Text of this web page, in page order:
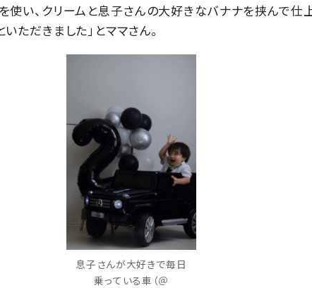
使い、クリームと息子さんの大好きなバナナを挟んで仕
ただきました」とママさん。
息子さんが大好きで毎日
乗っている車（＠